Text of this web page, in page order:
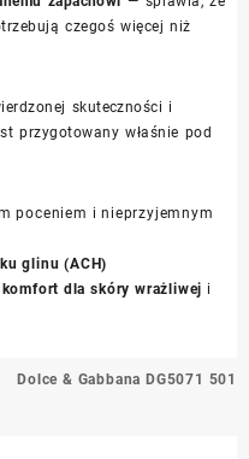
czegoś więcej niż
skuteczności i
przygotowany właśnie pod
poceniem i nieprzyjemnym
glinu (ACH)
komfort dla skóry wrażliwej i
Dolce & Gabbana DG5071 501